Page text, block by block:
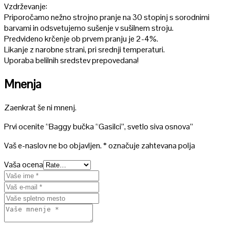
Vzdrževanje:
Priporočamo nežno strojno pranje na 30 stopinj s sorodnimi
barvami in odsvetujemo sušenje v sušilnem stroju.
Predvideno krčenje ob prvem pranju je 2-4%.
Likanje z narobne strani, pri srednji temperaturi.
Uporaba belilnih sredstev prepovedana!
Mnenja
Zaenkrat še ni mnenj.
Prvi ocenite “Baggy bučka “Gasilci”, svetlo siva osnova”
Vaš e-naslov ne bo objavljen.*označuje zahtevana polja
Vaša ocena